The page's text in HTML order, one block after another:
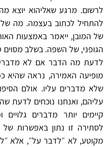
לרשום. מרגע שאליהוא יוצא
להתחיל לכתוב בעצמה. מה
של המובן, ייאמר באמצעות
הגופני, של השפה. בשלב
לדעת מה הדבר אם לא
מופיעה האמירה, נראה שהיא
שלא מדברים עליו. אולם
עליהם, ואנחנו נוכחים לדעת
קיימים יותר מדברים
לסתירה זו נתון באפשרות של
מקוטע, לא ״לדבר על״, אלא